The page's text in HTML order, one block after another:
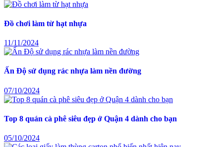
Đồ chơi làm từ hạt nhựa
11/11/2024
Ấn Độ sử dụng rác nhựa làm nền đường
07/10/2024
Top 8 quán cà phê siêu đẹp ở Quận 4 dành cho bạn
05/10/2024